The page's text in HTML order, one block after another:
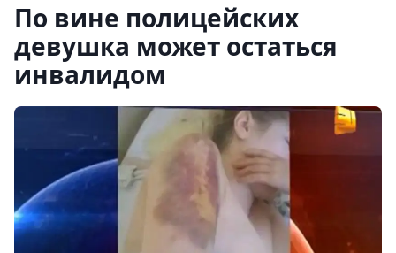
По вине полицейских
девушка может остаться
инвалидом